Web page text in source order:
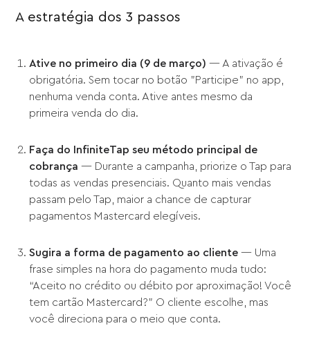
A estratégia dos 3 passos
Ative no primeiro dia (9 de março) — A ativação é
obrigatória. Sem tocar no botão "Participe" no app,
nenhuma venda conta. Ative antes mesmo da
primeira venda do dia.
Faça do InfiniteTap seu método principal de
cobrança — Durante a campanha, priorize o Tap para
todas as vendas presenciais. Quanto mais vendas
passam pelo Tap, maior a chance de capturar
pagamentos Mastercard elegíveis.
Sugira a forma de pagamento ao cliente — Uma
frase simples na hora do pagamento muda tudo:
“Aceito no crédito ou débito por aproximação! Você
tem cartão Mastercard?” O cliente escolhe, mas
você direciona para o meio que conta.